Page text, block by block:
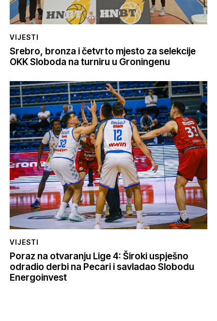
VIJESTI
Srebro, bronza i četvrto mjesto za selekcije
OKK Sloboda na turniru u Groningenu
VIJESTI
Poraz na otvaranju Lige 4: Široki uspješno
odradio derbi na Pecari i savladao Slobodu
Energoinvest